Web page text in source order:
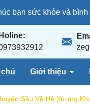
bạn sức khỏe và bình
Holine:
Giới thiệu
Sâu Về Hệ Xương